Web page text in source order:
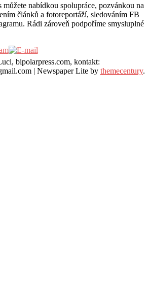
nabídkou spolupráce, pozvánkou na
článků a fotoreportáží, sledováním FB
Rádi zároveň podpoříme smysluplné
bipolarpress.com, kontakt:
| Newspaper Lite by themecentury.